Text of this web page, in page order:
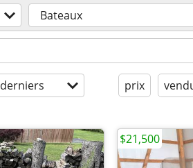
Bateaux
derniers prix
$21,500